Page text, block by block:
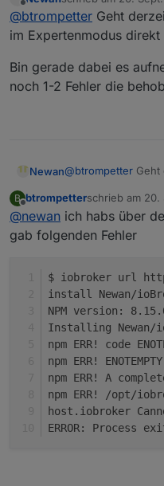
latest.json
Offline zuletzt editiert von
@btrompetter Geht
im Expertenmodus
Bin gerade dabei es
noch 1-2 Fehler die
Newan@btrompetter Geht
Bin gerade dabei
noch 1-2 Fehler
B btrompetterschrieb am 20.
zuletzt editiert
@newan ich habs über
gab folgenden Fehler
$ iobroker url
install Newan/
NPM version:
Installing Newan/
npm ERR! code
npm ERR!
npm ERR! A
npm ERR! /opt/
host.iobroker
ERROR: Process